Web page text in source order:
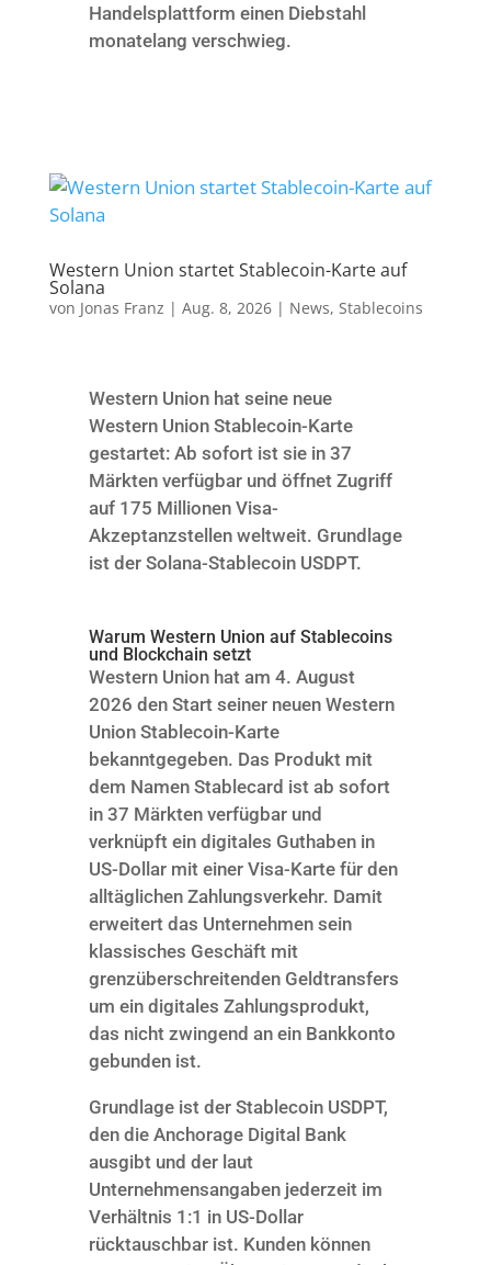
Handelsplattform einen Diebstahl
monatelang verschwieg.
Western Union startet Stablecoin-Karte auf
Solana
von Jonas Franz | Aug. 8, 2026| News, Stablecoins
Western Union hat seine neue
Western Union Stablecoin-Karte
gestartet: Ab sofort ist sie in 37
Märkten verfügbar und öffnet Zugriff
auf 175 Millionen Visa-
Akzeptanzstellen weltweit. Grundlage
ist der Solana-Stablecoin USDPT.
Warum Western Union auf Stablecoins
und Blockchain setzt
Western Union hat am 4. August
2026 den Start seiner neuen Western
Union Stablecoin-Karte
bekanntgegeben. Das Produkt mit
dem Namen Stablecard ist ab sofort
in 37 Märkten verfügbar und
verknüpft ein digitales Guthaben in
US-Dollar mit einer Visa-Karte für den
alltäglichen Zahlungsverkehr. Damit
erweitert das Unternehmen sein
klassisches Geschäft mit
grenzüberschreitenden Geldtransfers
um ein digitales Zahlungsprodukt,
das nicht zwingend an ein Bankkonto
gebunden ist.
Grundlage ist der Stablecoin USDPT,
den die Anchorage Digital Bank
ausgibt und der laut
Unternehmensangaben jederzeit im
Verhältnis 1:1 in US-Dollar
rücktauschbar ist. Kunden können